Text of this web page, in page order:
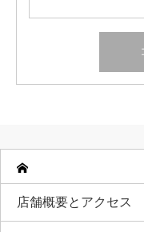
店舗概要とアクセス